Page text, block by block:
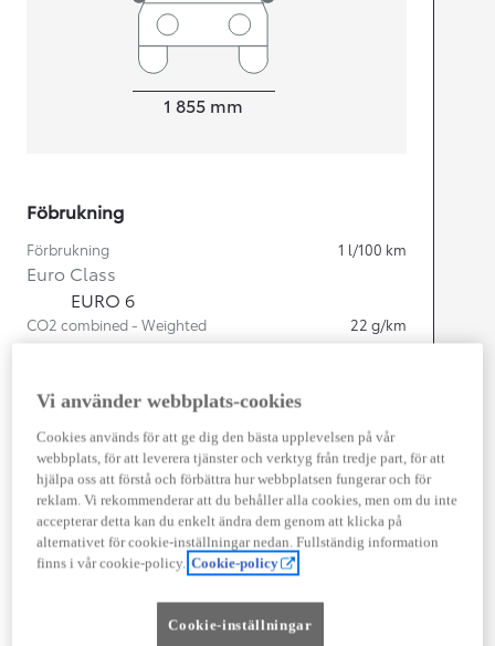
1 855 mm
Föbrukning
Förbrukning 1 l/100 km
Euro Class
EURO 6
CO2 combined - Weighted 22 g/km
Motor
Cylindrar
Kapacitet
2 487 cc
Effekt
225kw (306 hk)
Prestanda
Acceleration 0-100km/h
Vi använder webbplats-cookies
Cookies används för att ge dig den bästa upplevelsen på vår
webbplats, för att leverera tjänster och verktyg från tredje part, för att
hjälpa oss att förstå och förbättra hur webbplatsen fungerar och för
reklam. Vi rekommenderar att du behåller alla cookies, men om du inte
accepterar detta kan du enkelt ändra dem genom att klicka på
alternativet för cookie-inställningar nedan. Fullständig information
finns i vår cookie-policy. Cookie-policy
Cookie-inställningar